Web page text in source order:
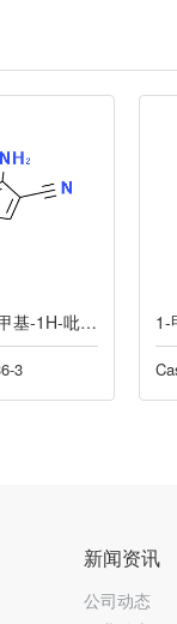
1-甲基吡咯-2-
Cas No：37619-
新闻资讯
公司动态